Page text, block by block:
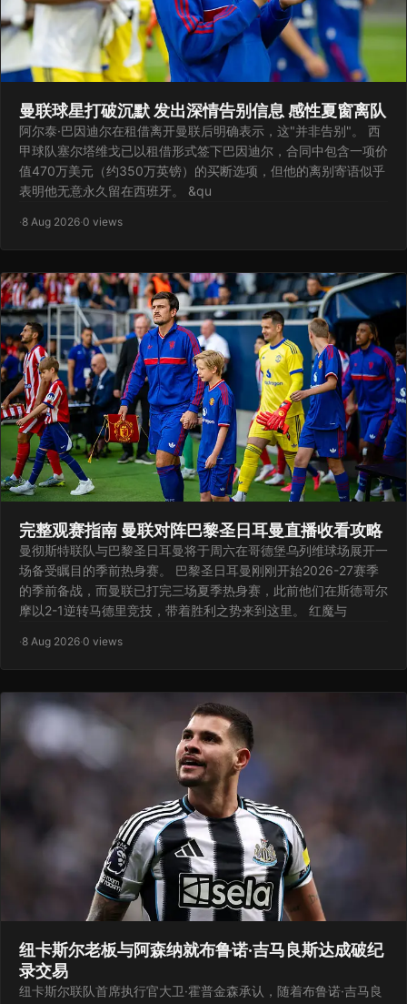
曼联球星打破沉默 发出深情告别信息 感性夏窗离队
阿尔泰·巴因迪尔在租借离开曼联后明确表示，这"并非告别"。 西
甲球队塞尔塔维戈已以租借形式签下巴因迪尔，合同中包含一项价
值470万美元（约350万英镑）的买断选项，但他的离别寄语似乎
表明他无意永久留在西班牙。 &qu
·8 Aug 2026·0 views
完整观赛指南 曼联对阵巴黎圣日耳曼直播收看攻略
曼彻斯特联队与巴黎圣日耳曼将于周六在哥德堡乌列维球场展开一
场备受瞩目的季前热身赛。 巴黎圣日耳曼刚刚开始2026-27赛季
的季前备战，而曼联已打完三场夏季热身赛，此前他们在斯德哥尔
摩以2-1逆转马德里竞技，带着胜利之势来到这里。 红魔与
·8 Aug 2026·0 views
纽卡斯尔老板与阿森纳就布鲁诺·吉马良斯达成破纪
录交易
纽卡斯尔联队首席执行官大卫·霍普金森承认，随着布鲁诺·吉马良